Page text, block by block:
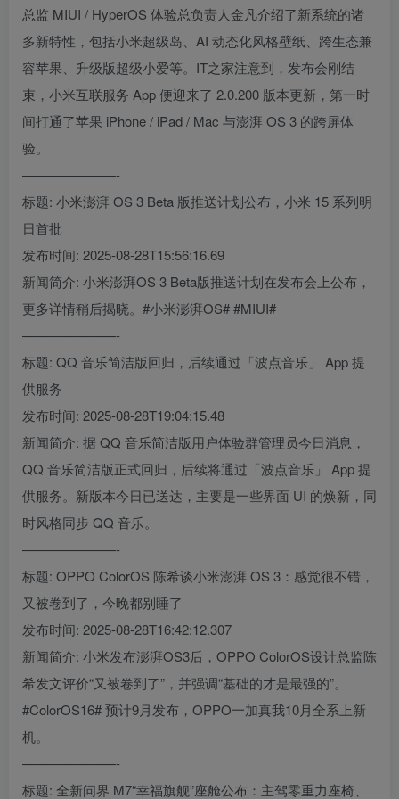
总监 MIUI / HyperOS 体验总负责人金凡介绍了新系统的诸
多新特性，包括小米超级岛、AI 动态化风格壁纸、跨生态兼
容苹果、升级版超级小爱等。IT之家注意到，发布会刚结
束，小米互联服务 App 便迎来了 2.0.200 版本更新，第一时
间打通了苹果 iPhone / iPad / Mac 与澎湃 OS 3 的跨屏体
验。
———————-
标题: 小米澎湃 OS 3 Beta 版推送计划公布，小米 15 系列明
日首批
发布时间: 2025-08-28T15:56:16.69
新闻简介: 小米澎湃OS 3 Beta版推送计划在发布会上公布，
更多详情稍后揭晓。#小米澎湃OS# #MIUI#
———————-
标题: QQ 音乐简洁版回归，后续通过「波点音乐」 App 提
供服务
发布时间: 2025-08-28T19:04:15.48
新闻简介: 据 QQ 音乐简洁版用户体验群管理员今日消息，
QQ 音乐简洁版正式回归，后续将通过「波点音乐」 App 提
供服务。新版本今日已送达，主要是一些界面 UI 的焕新，同
时风格同步 QQ 音乐。
———————-
标题: OPPO ColorOS 陈希谈小米澎湃 OS 3：感觉很不错，
又被卷到了，今晚都别睡了
发布时间: 2025-08-28T16:42:12.307
新闻简介: 小米发布澎湃OS3后，OPPO ColorOS设计总监陈
希发文评价“又被卷到了”，并强调“基础的才是最强的”。
#ColorOS16# 预计9月发布，OPPO一加真我10月全系上新
机。
———————-
标题: 全新问界 M7“幸福旗舰”座舱公布：主驾零重力座椅、